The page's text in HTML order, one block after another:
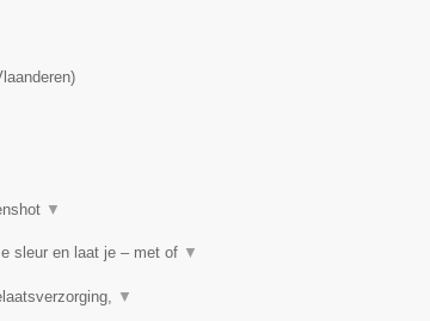
)
▼
sleur en laat je – met of ▼
▼